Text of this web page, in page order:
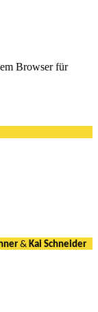
Browser für
& Kai Schneider